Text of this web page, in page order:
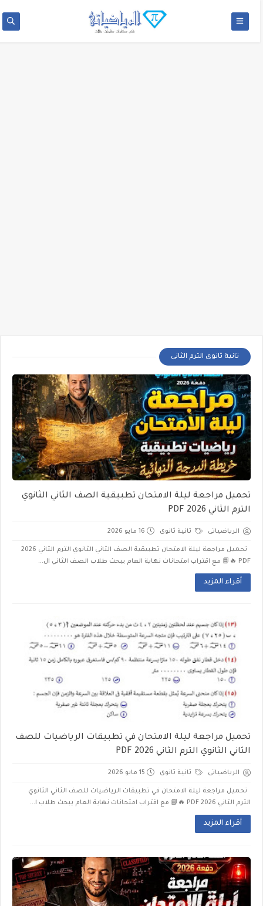
تانية ثانوى الترم الثانى
تحميل مراجعة ليلة الامتحان تطبيقية الصف الثاني الثانوي
الترم الثاني 2026 PDF
الرياضياتى تانية ثانوى 16 مايو 2026
تحميل مراجعة ليلة الامتحان تطبيقية الصف الثاني الثانوي الترم الثاني 2026
PDF 🔥📘 مع اقتراب امتحانات نهاية العام يبحث طلاب الصف الثاني ال...
أقراء المزيد
تحميل مراجعة ليلة الامتحان في تطبيقات الرياضيات للصف
الثاني الثانوي الترم الثاني 2026 PDF
الرياضياتى تانية ثانوى 15 مايو 2026
تحميل مراجعة ليلة الامتحان في تطبيقات الرياضيات للصف الثاني الثانوي
الترم الثاني 2026 PDF 🔥📘 مع اقتراب امتحانات نهاية العام يبحث طلاب ا...
أقراء المزيد